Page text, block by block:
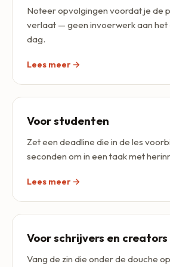
Noteer opvolgingen voordat je de
verlaat — geen invoerwerk aan het
dag.
Lees meer →
Voor studenten
Zet een deadline die in de les
seconden om in een taak met
Lees meer →
Voor schrijvers en creators
Vang de zin die onder de douche